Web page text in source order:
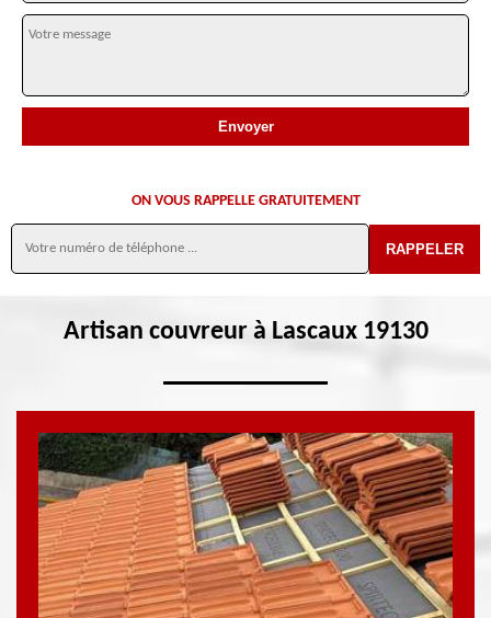
ON VOUS RAPPELLE GRATUITEMENT
Artisan couvreur à Lascaux 19130